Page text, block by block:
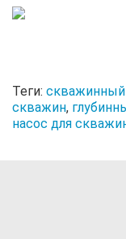
Теги: скважинный
скважин,
насос для